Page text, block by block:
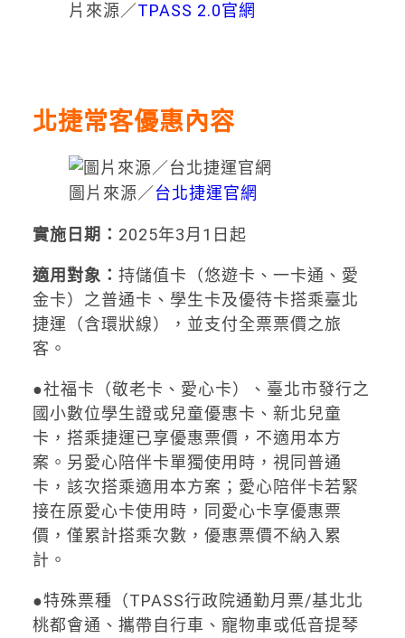
片來源／TPASS 2.0官網
北捷常客優惠內容
圖片來源／台北捷運官網
實施日期： 2025年3月1日起
適用對象： 持儲值卡（悠遊卡、一卡通、愛
金卡）之普通卡、學生卡及優待卡搭乘臺北
捷運（含環狀線），並支付全票票價之旅
客。
●社福卡（敬老卡、愛心卡）、臺北市發行之
國小數位學生證或兒童優惠卡、新北兒童
卡，搭乘捷運已享優惠票價，不適用本方
案。另愛心陪伴卡單獨使用時，視同普通
卡，該次搭乘適用本方案；愛心陪伴卡若緊
接在原愛心卡使用時，同愛心卡享優惠票
價，僅累計搭乘次數，優惠票價不納入累
計。
●特殊票種（TPASS行政院通勤月票/基北北
桃都會通、攜帶自行車、寵物車或低音提琴